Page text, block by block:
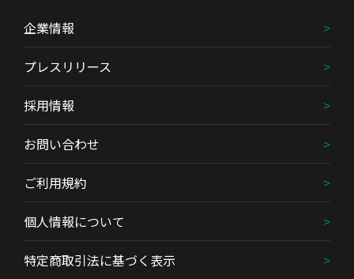
企業情報
プレスリリース
採用情報
お問い合わせ
ご利用規約
個人情報について
特定商取引法に基づく表示